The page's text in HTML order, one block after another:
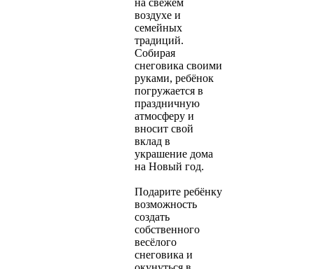
на свежем
воздухе и
семейных
традиций.
Собирая
снеговика своими
руками, ребёнок
погружается в
праздничную
атмосферу и
вносит свой
вклад в
украшение дома
на Новый год.
Подарите ребёнку
возможность
создать
собственного
весёлого
снеговика и